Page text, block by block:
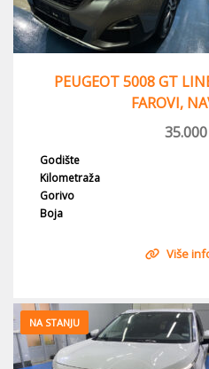
PEUGEOT 5008 GT
FAROVI,
35.000
Godište
Kilometraža
Gorivo
Boja
Više
NA STANJU